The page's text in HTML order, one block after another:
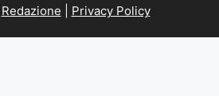
Redazione Privacy Policy